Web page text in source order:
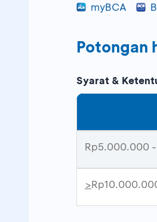
myBCA
Potongan
Syarat &
Rp5.000.000
>